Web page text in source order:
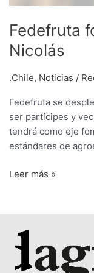
Fedefruta
Nicolás
.Chile, Noticias /
Fedefruta se
ser partícipes y
tendrá como eje
estándares de
Leer más »